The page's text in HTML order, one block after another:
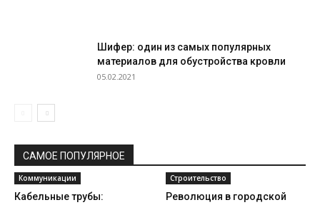
Шифер: один из самых популярных
материалов для обустройства кровли
05.02.2021
САМОЕ ПОПУЛЯРНОЕ
Коммуникации
Кабельные трубы:
Строительство
Революция в городской